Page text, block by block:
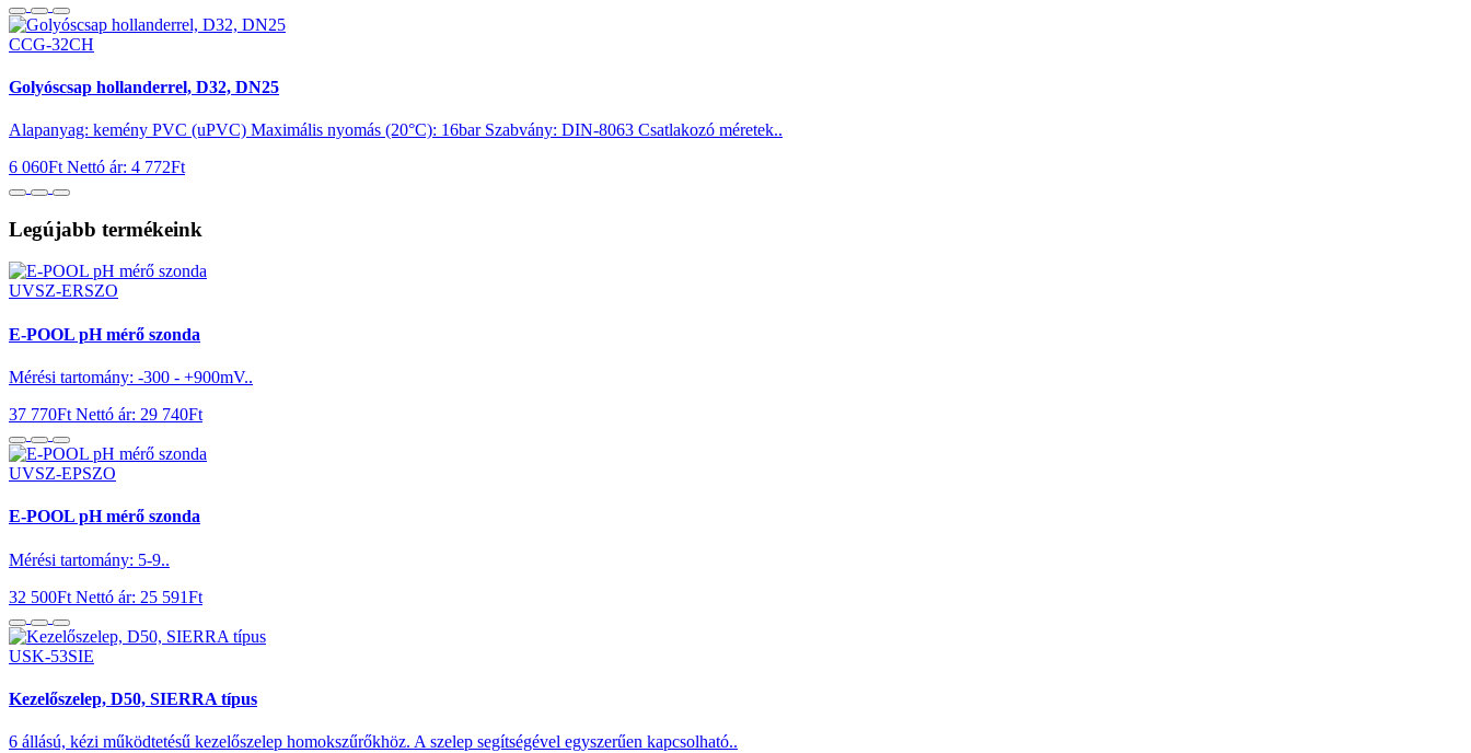
CCG-32CH
Golyóscsap hollanderrel, D32, DN25
Alapanyag: kemény PVC (uPVC) Maximális nyomás (20°C): 16bar Szabvány: DIN-8063 Csatlakozó méretek..
6 060Ft Nettó ár: 4 772Ft
Legújabb termékeink
UVSZ-ERSZO
E-POOL pH mérő szonda
Mérési tartomány: -300 - +900mV..
37 770Ft Nettó ár: 29 740Ft
UVSZ-EPSZO
E-POOL pH mérő szonda
Mérési tartomány: 5-9..
32 500Ft Nettó ár: 25 591Ft
USK-53SIE
Kezelőszelep, D50, SIERRA típus
6 állású, kézi működtetésű kezelőszelep homokszűrőkhöz. A szelep segítségével egyszerűen kapcsolható..